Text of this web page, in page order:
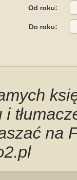
Od roku:
Do roku:
na